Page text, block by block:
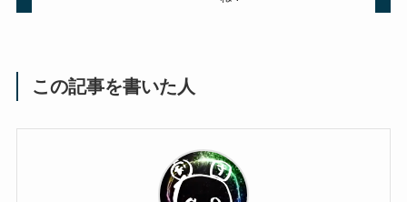
この記事を書いた人